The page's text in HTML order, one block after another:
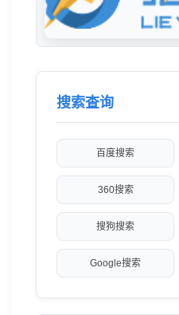
搜索查询
百度搜索
360搜索
搜狗搜索
Google搜索